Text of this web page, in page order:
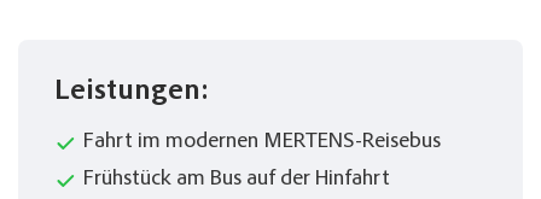
Leistungen:
Fahrt im modernen MERTENS-Reisebus
Frühstück am Bus auf der Hinfahrt